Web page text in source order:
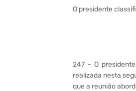
O presidente
247 - O
realizada nesta
que a reunião